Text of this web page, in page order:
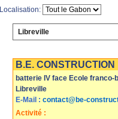
Localisation:
Libreville
B.E. CONSTRUCTION
batterie IV face Ecole franco-
Libreville
E-Mail : contact@be-
Activité :